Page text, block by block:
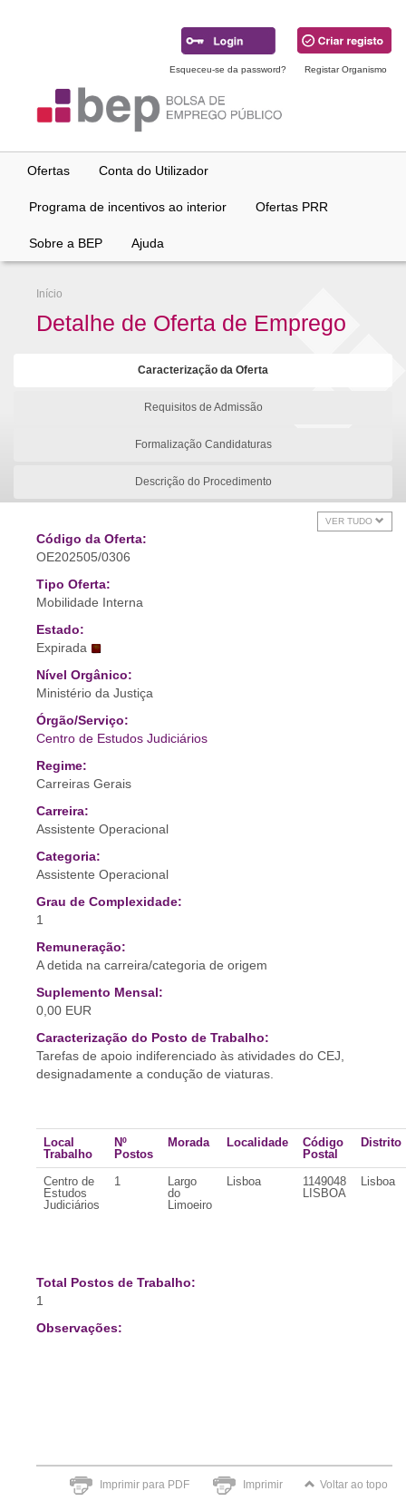
Esqueceu-se da password? Registar Organismo
Ofertas Conta do Utilizador
Programa de incentivos ao interior Ofertas PRR
Sobre a BEP Ajuda
Início
Detalhe de Oferta de Emprego
Caracterização da Oferta
Requisitos de Admissão
Formalização Candidaturas
Descrição do Procedimento
VER TUDO
Código da Oferta:
OE202505/0306
Tipo Oferta:
Mobilidade Interna
Estado:
Expirada
Nível Orgânico:
Ministério da Justiça
Órgão/Serviço:
Centro de Estudos Judiciários
Regime:
Carreiras Gerais
Carreira:
Assistente Operacional
Categoria:
Assistente Operacional
Grau de Complexidade:
1
Remuneração:
A detida na carreira/categoria de origem
Suplemento Mensal:
0,00 EUR
Caracterização do Posto de Trabalho:
Tarefas de apoio indiferenciado às atividades do CEJ,
designadamente a condução de viaturas.
Local
Trabalho
Nº
Postos
Morada Localidade
Código
Postal
Distrito
Centro de
Estudos
Judiciários
1
Largo
do
Limoeiro
Lisboa
1149048
LISBOA
Lisboa
Total Postos de Trabalho:
1
Observações:
Imprimir para PDF Imprimir Voltar ao topo